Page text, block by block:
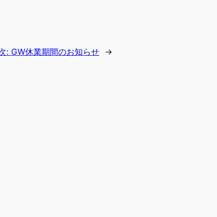
: GW休業期間のお知らせ →